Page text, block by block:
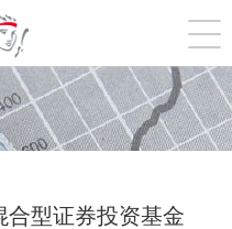
切
合型证券投资基金